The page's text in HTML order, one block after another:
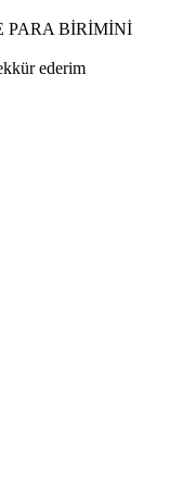
PARA BİRİMİNİ
ederim